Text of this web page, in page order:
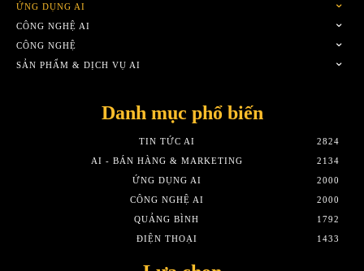
ỨNG DỤNG AI
CÔNG NGHỆ AI
CÔNG NGHỆ
SẢN PHẨM & DỊCH VỤ AI
Danh mục phổ biến
TIN TỨC AI
2824
AI - BÁN HÀNG & MARKETING
2134
ỨNG DỤNG AI
2000
CÔNG NGHỆ AI
2000
QUẢNG BÌNH
1792
ĐIỆN THOẠI
1433